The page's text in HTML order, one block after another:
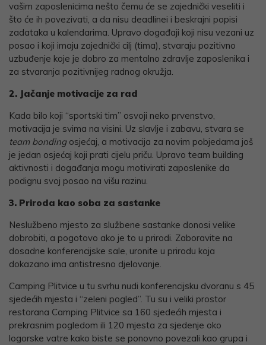
vašim zaposlenicima nešto čemu će se zajednički veseliti i
što će ih povezivati, a da nisu deadlinei i beskrajni popisi
zadataka u kalendarima. Upravo događaji koji nisu vezani uz
posao i koji imaju zajednički cilj (tima), stvaraju pozitivno
uzbuđenje koje je dobro za mentalno zdravlje zaposlenika i
za stvaranja pozitivnijeg radnog okružja.
2. Jačanje motivacije za rad
Kada bilo koji “sportski tim” osvoji neko prvenstvo,
motivacija je svima na visini. Uz slavlje i zabavu, stvara se
team bondingosjećaj, a motivacija za novim pobjedama još
je jedan osjećaj koji prati cijelu priču. Upravo team building
aktivnosti i događanja mogu motivirati zaposlenike da
podignu svoj posao na višu razinu.
3. Priroda kao soba za sastanke
Neslužbeno mjesto za službene sastanke donosi velike
dobrobiti, a pogotovo ako je to u prirodi. Zaboravite na
dosadne konferencijske sale, uronite u prirodu koja
dokazano ima antistresno djelovanje.
Camping Plitvice u tu svrhu nudi konferencijsku dvoranu s 45
sjedećih mjesta i “zeleni pogled”. Tu su i veliki prostor
restorana Camping Plitvice sa 160 sjedećih mjesta i
prekrasnim pogledom ili 120 mjesta za sjedenje oko
logorske vatre kako biste se ponovno povezali kao grupa i